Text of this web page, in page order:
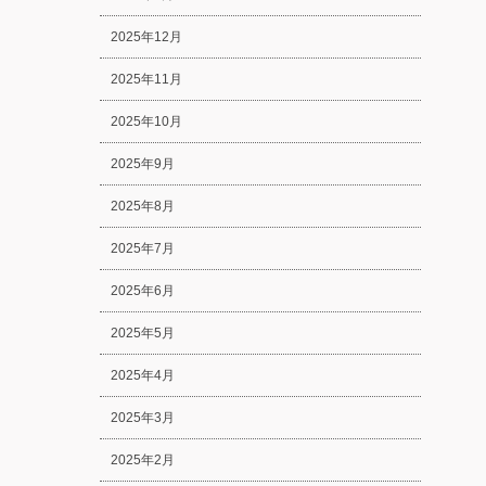
2025年12月
2025年11月
2025年10月
2025年9月
2025年8月
2025年7月
2025年6月
2025年5月
2025年4月
2025年3月
2025年2月